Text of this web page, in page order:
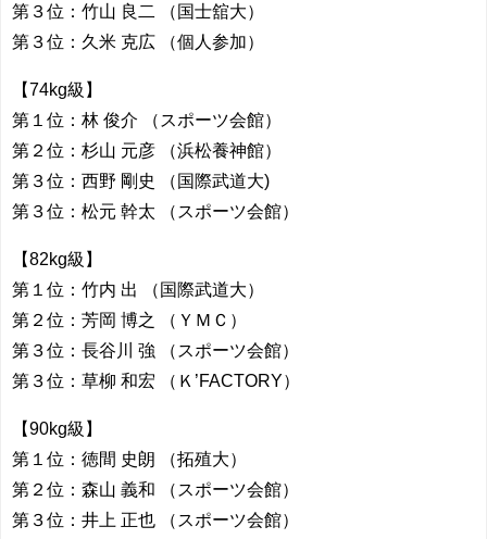
第３位：竹山 良二 （国士舘大）
第３位：久米 克広 （個人参加）
【74kg級】
第１位：林 俊介 （スポーツ会館）
第２位：杉山 元彦 （浜松養神館）
第３位：西野 剛史 （国際武道大)
第３位：松元 幹太 （スポーツ会館）
【82kg級】
第１位：竹内 出 （国際武道大）
第２位：芳岡 博之 （ＹＭＣ）
第３位：長谷川 強 （スポーツ会館）
第３位：草柳 和宏 （Ｋ’FACTORY）
【90kg級】
第１位：徳間 史朗 （拓殖大）
第２位：森山 義和 （スポーツ会館）
第３位：井上 正也 （スポーツ会館）